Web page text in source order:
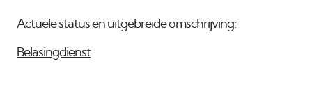
Actuele status en uitgebreide omschrijving:
Belasingdienst